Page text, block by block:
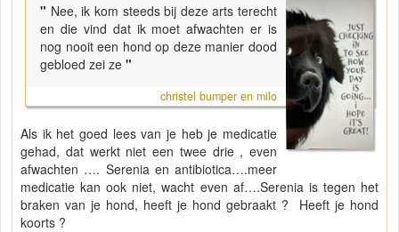
" Nee, ik kom steeds bij deze arts terecht
en die vind dat ik moet afwachten er is
nog nooit een hond op deze manier dood
gebloed zei ze "
christel bumper en milo
Als ik het goed lees van je heb je medicatie
gehad, dat werkt niet een twee drie , even
afwachten …. Serenia en antibiotica….meer
medicatie kan ook niet, wacht even af….Serenia is tegen het
braken van je hond, heeft je hond gebraakt ? Heeft je hond
koorts ?